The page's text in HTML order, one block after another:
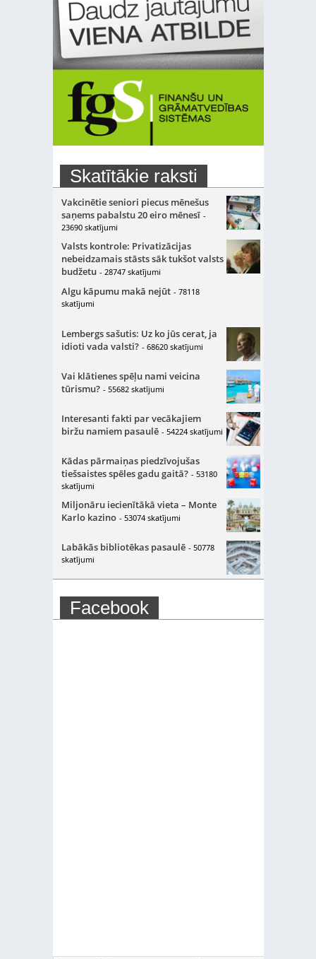
Skatītākie raksti
Vakcinētie seniori piecus mēnešus
saņems pabalstu 20 eiro mēnesī -
23690 skatījumi
Valsts kontrole: Privatizācijas
nebeidzamais stāsts sāk tukšot valsts
budžetu - 28747 skatījumi
Algu kāpumu makā nejūt - 78118
skatījumi
Lembergs sašutis: Uz ko jūs cerat, ja
idioti vada valsti? - 68620 skatījumi
Vai klātienes spēļu nami veicina
tūrismu? - 55682 skatījumi
Interesanti fakti par vecākajiem
biržu namiem pasaulē - 54224 skatījumi
Kādas pārmaiņas piedzīvojušas
tiešsaistes spēles gadu gaitā? - 53180
skatījumi
Miljonāru iecienītākā vieta – Monte
Karlo kazino - 53074 skatījumi
Labākās bibliotēkas pasaulē - 50778
skatījumi
Facebook